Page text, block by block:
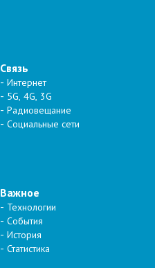
Связь
Интернет
5G, 4G, 3G
Радиовещание
Социальные сети
Важное
Технологии
События
История
Статистика